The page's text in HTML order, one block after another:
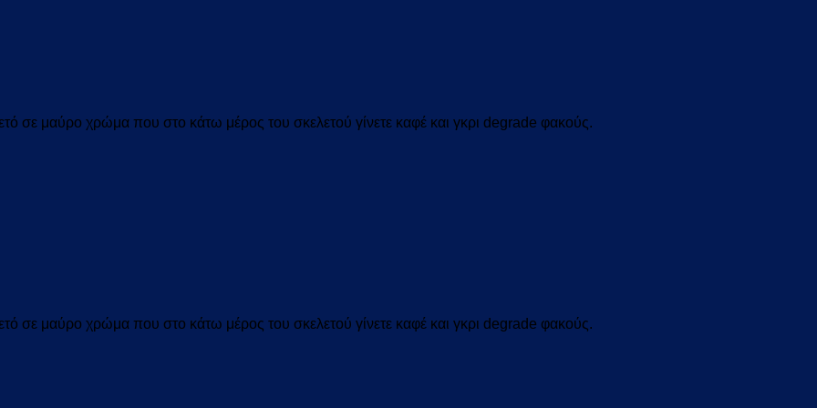
σε μαύρο χρώμα που στο κάτω μέρος του σκελετού γίνετε καφέ και γκρι degrade φακούς.
σε μαύρο χρώμα που στο κάτω μέρος του σκελετού γίνετε καφέ και γκρι degrade φακούς.